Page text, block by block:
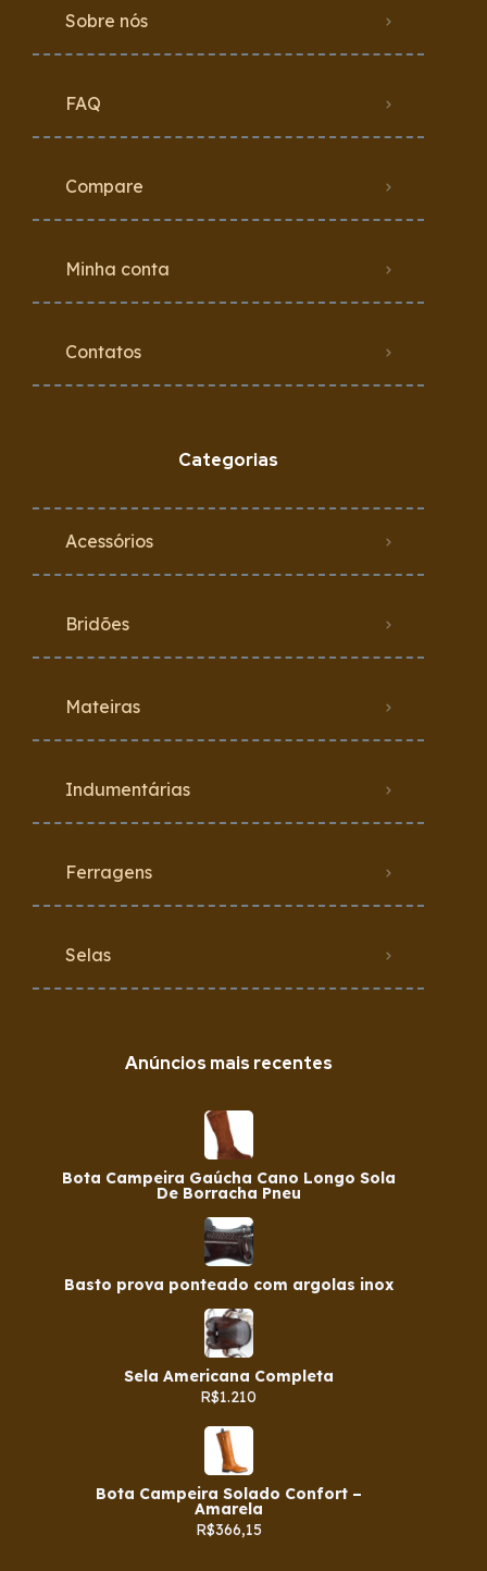
Sobre nós
FAQ
Compare
Minha conta
Contatos
Categorias
Acessórios
Bridões
Mateiras
Indumentárias
Ferragens
Selas
Anúncios mais recentes
Bota Campeira Gaúcha Cano Longo Sola
De Borracha Pneu
Basto prova ponteado com argolas inox
Sela Americana Completa
R$1.210
Bota Campeira Solado Confort –
Amarela
R$366,15